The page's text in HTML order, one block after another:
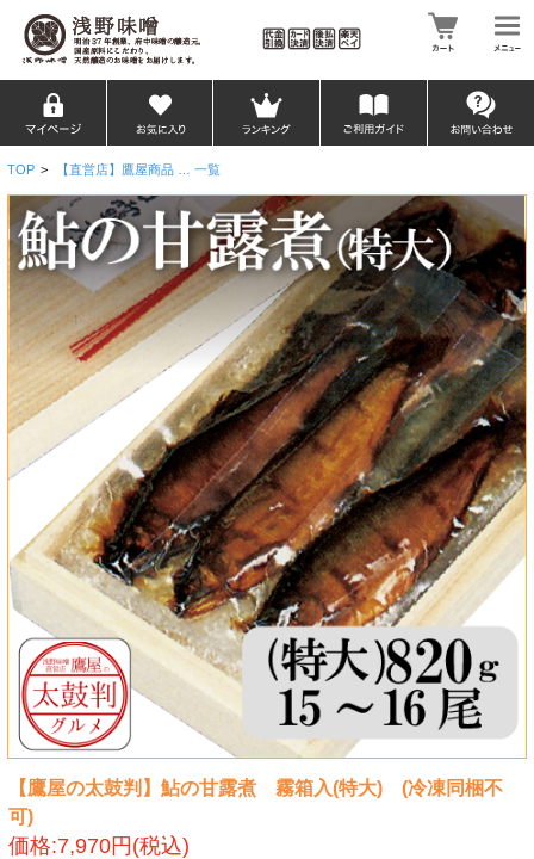
TOP > 【直営店】鷹屋商品 … 一覧
【鷹屋の太鼓判】鮎の甘露煮 霧箱入(特大) (冷凍同梱不
可)
価格:7,970円(税込)